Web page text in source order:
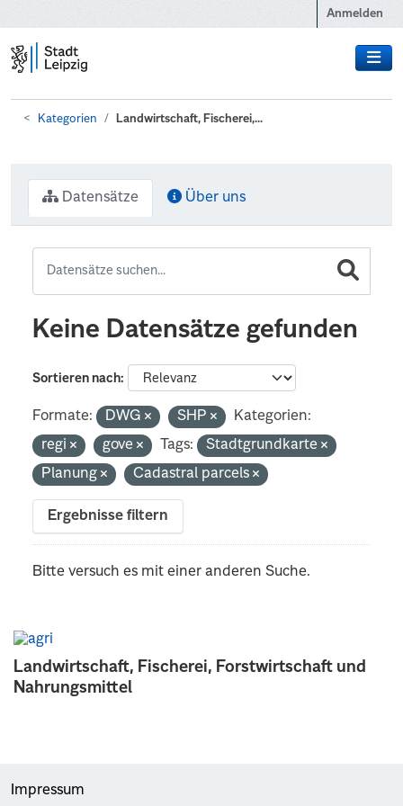
Anmelden
Kategorien Landwirtschaft, Fischerei,...
Landwirtschaft, Fischerei, Forstwirtschaft und
Nahrungsmittel
Datensätze Über uns
Keine Datensätze gefunden
Sortieren nach
Formate: DWG SHP
Kategorien:
regi
gove Tags:
Stadtgrundkarte
Planung
Cadastral parcels
Ergebnisse filtern
Bitte versuch es mit einer anderen Suche.
Impressum